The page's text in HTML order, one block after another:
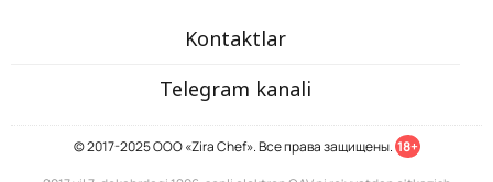
Kontaktlar
Telegram kanali
© 2017-2025 ООО «Zira Chef». Все права защищены. 18+